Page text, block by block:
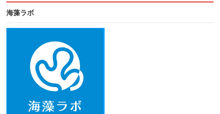
海藻ラボ